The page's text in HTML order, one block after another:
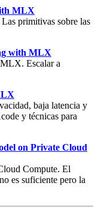
MLX
primitivas sobre las
with MLX
MLX. Escalar a
, baja latencia y
y técnicas para
on Private Cloud
Compute. El
es suficiente pero la